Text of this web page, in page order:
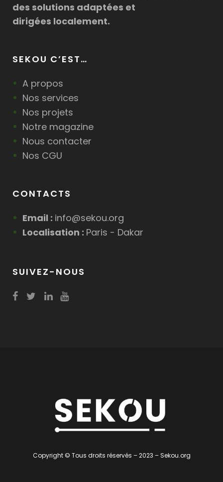
des solutions adaptées et
dirigées localement.
SEKOU C’EST…
A propos
Nos services
Nos projets
Notre magazine
Nous contacter
Nos CGU
CONTACTS
Email : info@sekou.org
Localisation : Paris - Dakar
SUIVEZ-NOUS
Copyright © Tous droits réservés – 2023 – Sekou.org